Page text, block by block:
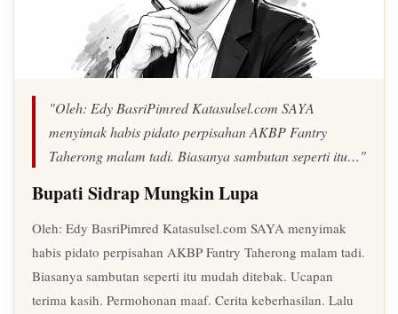
"Oleh: Edy BasriPimred Katasulsel.com SAYA
menyimak habis pidato perpisahan AKBP Fantry
Taherong malam tadi. Biasanya sambutan seperti itu…"
Bupati Sidrap Mungkin Lupa
Oleh: Edy BasriPimred Katasulsel.com SAYA menyimak
habis pidato perpisahan AKBP Fantry Taherong malam tadi.
Biasanya sambutan seperti itu mudah ditebak. Ucapan
terima kasih. Permohonan maaf. Cerita keberhasilan. Lalu